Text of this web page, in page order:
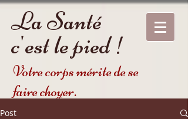
La Santé
c'est le pied !
Votre corps mérite de se
faire choyer.
Post